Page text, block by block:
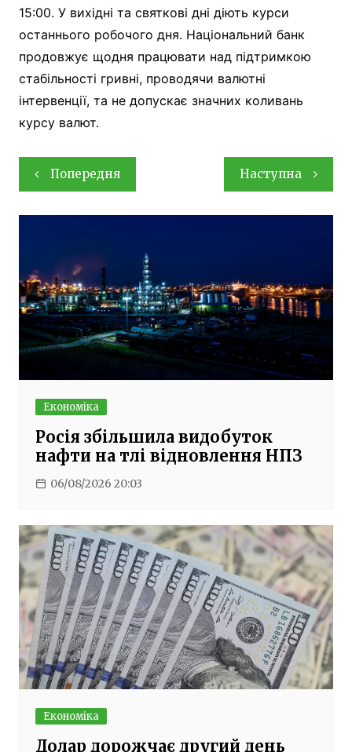
15:00. У вихідні та святкові дні діють курси
останнього робочого дня. Національний банк
продовжує щодня працювати над підтримкою
стабільності гривні, проводячи валютні
інтервенції, та не допускає значних коливань
курсу валют.
Навігація
записів
Попередня Наступна
Економіка
Росія збільшила видобуток
нафти на тлі відновлення НПЗ
06/08/2026 20:03
Економіка
Долар дорожчає другий день